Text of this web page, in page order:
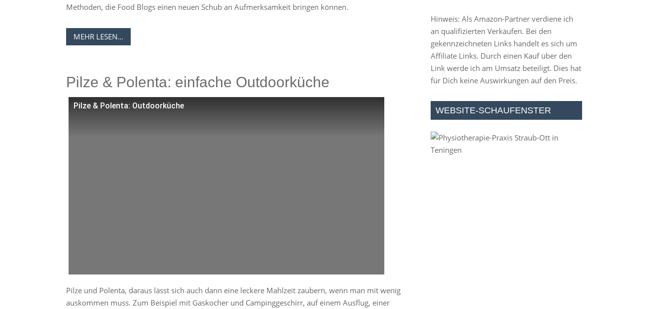
Methoden, die Food Blogs einen neuen Schub an Aufmerksamkeit bringen können.
MEHR LESEN…
Pilze & Polenta: einfache Outdoorküche
Pilze & Polenta: Outdoorküche
Pilze und Polenta, daraus lässt sich auch dann eine leckere Mahlzeit zaubern, wenn man mit wenig
auskommen muss. Zum Beispiel mit Gaskocher und Campinggeschirr, auf einem Ausflug, einer
Hinweis: Als Amazon-Partner verdiene ich
an qualifizierten Verkäufen. Bei den
gekennzeichneten Links handelt es sich um
Affiliate Links. Durch einen Kauf über den
Link werde ich am Umsatz beteiligt. Dies hat
für Dich keine Auswirkungen auf den Preis.
WEBSITE-SCHAUFENSTER